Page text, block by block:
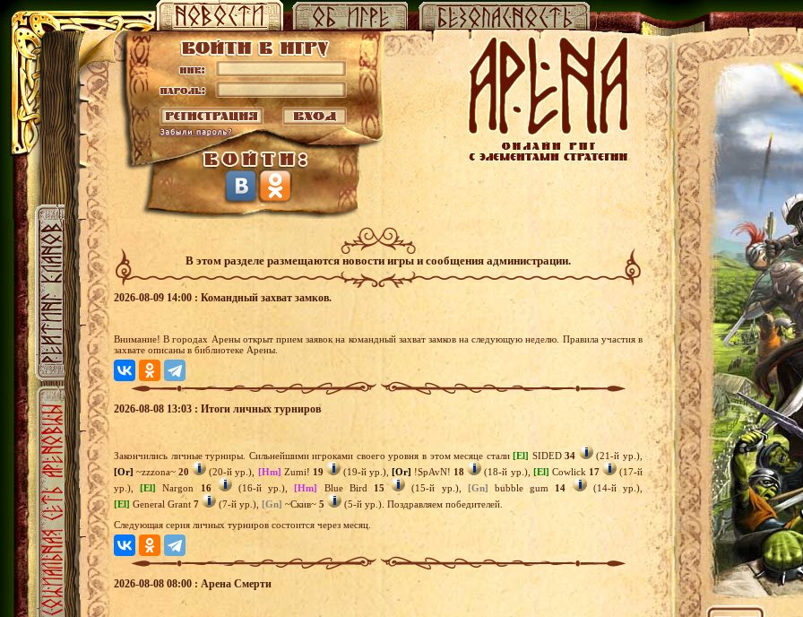
В этом разделе размещаются новости игры и сообщения администрации.
2026-08-09 14:00 : Командный захват замков.
Внимание! В городах Арены открыт прием заявок на командный захват замков на следующую неделю. Правила участия в
захвате описаны в библиотеке Арены.
2026-08-08 13:03 : Итоги личных турниров
Закончились личные турниры. Сильнейшими игроками своего уровня в этом месяце стали[El] SIDED34
(21-й ур.),
[Or] ~zzzona~20 (20-й ур.), [Hm] Zumi! 19 (19-й ур.),[Or] !SpAvN! 18 (18-й ур.), [El] Cowlick 17
(17-й
ур.),[El] Nargon 16 (16-й ур.),[Hm] Blue Bird 15 (15-й ур.), [Gn] bubble gum 14
(14-й ур.),
[El] General Grant 7 (7-й ур.), [Gn] ~Скив~ 5
(5-й ур.). Поздравляем победителей.
Следующая серия личных турниров состоится через месяц.
2026-08-08 08:00 : Арена Смерти